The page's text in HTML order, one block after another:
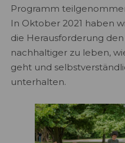
Programm
In Oktober 2021 haben
die Herausforderung
nachhaltiger zu leben,
geht und
unterhalten.